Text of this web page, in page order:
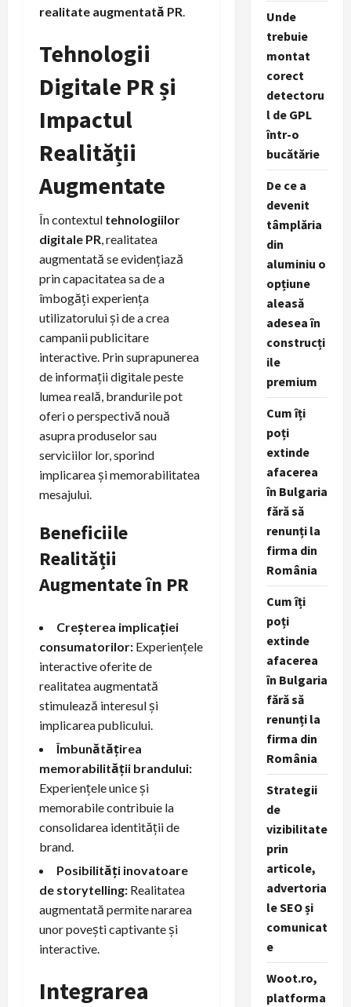
realitate augmentată PR
Tehnologii
Digitale PR și
Impactul
Realității
Augmentate
În contextul tehnologiilor
digitale PR , realitatea
augmentată se evidențiază
prin capacitatea sa de a
îmbogăți experiența
utilizatorului și de a crea
campanii publicitare
interactive. Prin suprapunerea
de informații digitale peste
lumea reală, brandurile pot
oferi o perspectivă nouă
asupra produselor sau
serviciilor lor, sporind
implicarea și memorabilitatea
mesajului.
Beneficiile
Realității
Augmentate în PR
Creșterea implicației
consumatorilor: Experiențele
interactive oferite de
realitatea augmentată
stimulează interesul și
implicarea publicului.
Îmbunătățirea
memorabilității brandului:
Experiențele unice și
memorabile contribuie la
consolidarea identității de
brand.
Posibilități inovatoare
de storytelling: Realitatea
augmentată permite nararea
unor povești captivante și
interactive.
Integrarea
Unde
trebuie
montat
corect
detectoru
l de GPL
într-o
bucătărie
De ce a
devenit
tâmplăria
din
aluminiu o
opțiune
aleasă
adesea în
construcți
ile
premium
Cum îți
poți
extinde
afacerea
în Bulgaria
fără să
renunți la
firma din
România
Cum îți
poți
extinde
afacerea
în Bulgaria
fără să
renunți la
firma din
România
Strategii
de
vizibilitate
prin
articole,
advertoria
le SEO și
comunicat
e
Woot.ro,
platforma